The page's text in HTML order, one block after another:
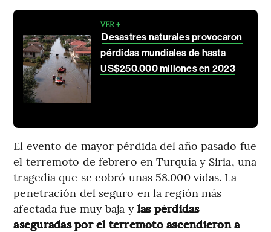
VER +
Desastres naturales provocaron
pérdidas mundiales de hasta
US$250.000 millones en 2023
El evento de mayor pérdida del año pasado fue
el terremoto de febrero en Turquía y Siria, una
tragedia que se cobró unas 58.000 vidas. La
penetración del seguro en la región más
afectada fue muy baja y las pérdidas
aseguradas por el terremoto ascendieron a